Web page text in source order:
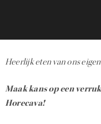
Heerlijk eten van ons
Maak kans op een
Horecava!